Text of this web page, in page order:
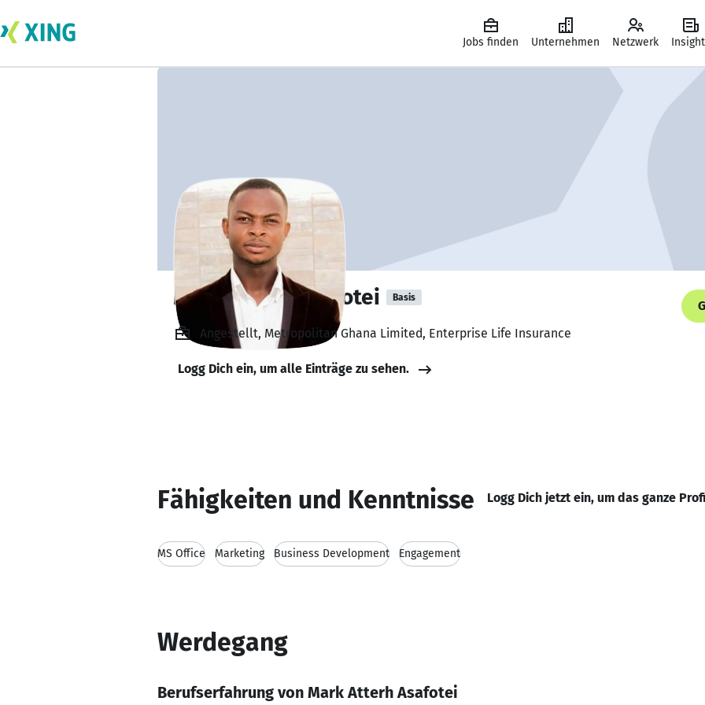
Jobs finden Unternehmen Netzwerk
Mark Atterh Asafotei Basis
Angestellt, Metropolitan Ghana Limited, Enterprise Life Insurance
Logg Dich ein, um alle Einträge zu sehen.
Fähigkeiten und Kenntnisse Logg Dich jetzt ein, um das ganze
MS Office Marketing Business Development Engagement
Werdegang
Berufserfahrung von Mark Atterh Asafotei